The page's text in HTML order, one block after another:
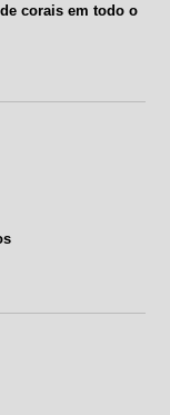
corais em todo o